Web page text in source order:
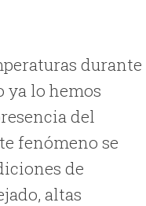
durante
ya lo hemos
del
fenómeno se
de
altas